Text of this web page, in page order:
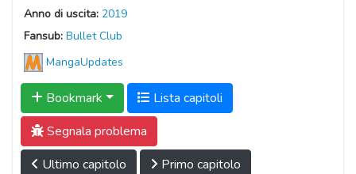
Anno di uscita: 2019
Fansub: Bullet Club
MangaUpdates
Bookmark
Lista capitoli
Segnala problema
Ultimo capitolo
Primo capitolo